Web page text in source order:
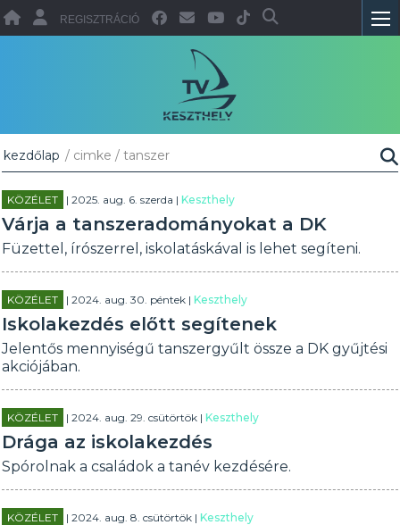
REGISZTRÁCIÓ
kezdőlap / cimke / tanszer
KÖZÉLET | 2025. aug. 6. szerda |Keszthely
Várja a tanszeradományokat a DK
Füzettel, írószerrel, iskolatáskával is lehet segíteni.
KÖZÉLET | 2024. aug. 30. péntek |Keszthely
Iskolakezdés előtt segítenek
Jelentős mennyiségű tanszergyűlt össze a DK gyűjtési
akciójában.
KÖZÉLET | 2024. aug. 29. csütörtök |Keszthely
Drága az iskolakezdés
Spórolnak a családok a tanév kezdésére.
KÖZÉLET | 2024. aug. 8. csütörtök |Keszthely